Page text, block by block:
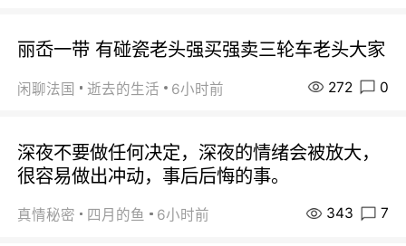
丽岙一带 有碰瓷老头强买强卖三轮车老头大家
闲聊法国 逝去的生活 6小时前 272 0
深夜不要做任何决定，深夜的情绪会被放大，
很容易做出冲动，事后后悔的事。
真情秘密 四月的鱼 6小时前 343 7